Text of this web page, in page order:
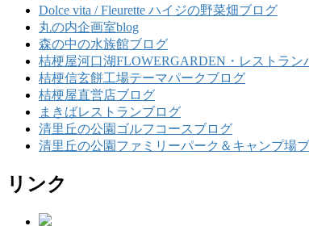
Dolce vita / Fleurette ハイジの野菜畑ブログ
丸の内企画室blog
森の中の水族館ブログ
桔梗屋河口湖FLOWERGARDEN・レストラ
桔梗信玄餅工場テーマパークブログ
桔梗屋直営店ブログ
まきばレストランブログ
清里丘の公園ゴルフコースブログ
清里丘の公園ファミリーパーク＆キャンプ場
リンク